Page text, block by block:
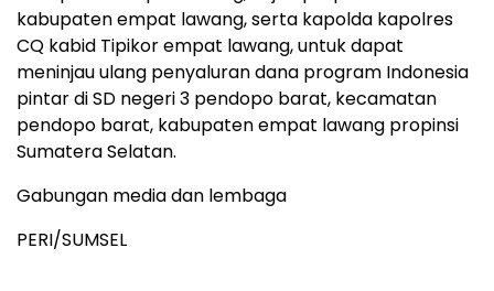
kabupaten empat lawang, serta kapolda kapolres
CQ kabid Tipikor empat lawang, untuk dapat
meninjau ulang penyaluran dana program Indonesia
pintar di SD negeri 3 pendopo barat, kecamatan
pendopo barat, kabupaten empat lawang propinsi
Sumatera Selatan.
Gabungan media dan lembaga
PERI/SUMSEL